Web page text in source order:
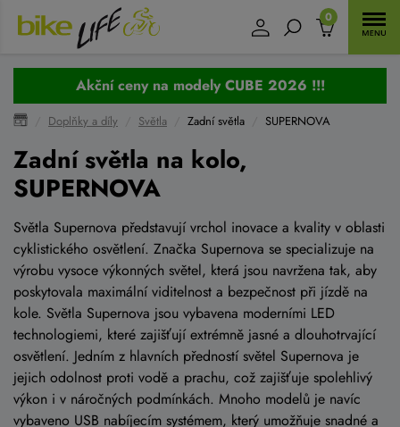
0
Akční ceny na modely CUBE 2026 !!!
Doplňky a díly Světla Zadní světla SUPERNOVA
Zadní světla na kolo,
SUPERNOVA
Světla Supernova představují vrchol inovace a kvality v oblasti
cyklistického osvětlení. Značka Supernova se specializuje na
výrobu vysoce výkonných světel, která jsou navržena tak, aby
poskytovala maximální viditelnost a bezpečnost při jízdě na
kole. Světla Supernova jsou vybavena moderními LED
technologiemi, které zajišťují extrémně jasné a dlouhotrvající
osvětlení. Jedním z hlavních předností světel Supernova je
jejich odolnost proti vodě a prachu, což zajišťuje spolehlivý
výkon i v náročných podmínkách. Mnoho modelů je navíc
vybaveno USB nabíjecím systémem, který umožňuje snadné a